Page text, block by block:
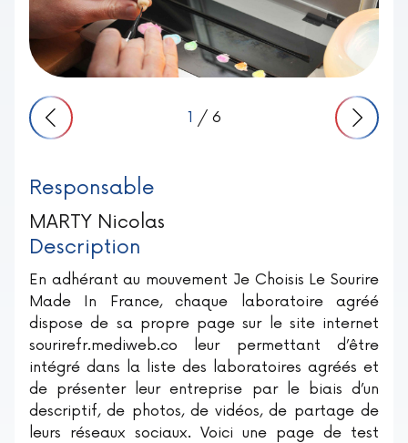
1 / 6
Responsable
MARTY Nicolas
Description
En adhérant au mouvement Je Choisis Le Sourire
Made In France, chaque laboratoire agréé
dispose de sa propre page sur le site internet
sourirefr.mediweb.co leur permettant d’être
intégré dans la liste des laboratoires agréés et
de présenter leur entreprise par le biais d’un
descriptif, de photos, de vidéos, de partage de
leurs réseaux sociaux. Voici une page de test